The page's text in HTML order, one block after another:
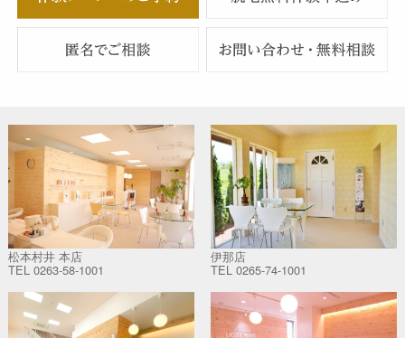
松本村井 本店
TEL 0263-58-1001
伊那店
TEL 0265-74-1001